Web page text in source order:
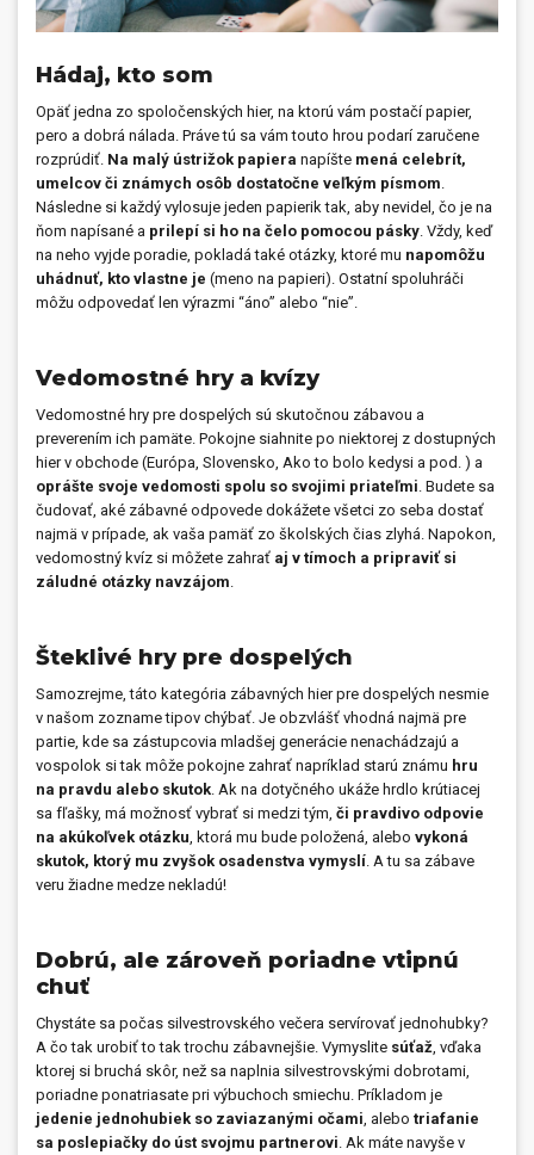
Hádaj, kto som
Opäť jedna zo spoločenských hier, na ktorú vám postačí papier,
pero a dobrá nálada. Práve tú sa vám touto hrou podarí zaručene
rozprúdiť. Na malý ústrižok papiera napíšte mená celebrít,
umelcov či známych osôb dostatočne veľkým písmom
Následne si každý vylosuje jeden papierik tak, aby nevidel, čo je na
ňom napísané a prilepí si ho na čelo pomocou pásky . Vždy, keď
na neho vyjde poradie, pokladá také otázky, ktoré mu napomôžu
uhádnuť, kto vlastne je (meno na papieri). Ostatní spoluhráči
môžu odpovedať len výrazmi “áno” alebo “nie”.
Vedomostné hry a kvízy
Vedomostné hry pre dospelých sú skutočnou zábavou a
preverením ich pamäte. Pokojne siahnite po niektorej z dostupných
hier v obchode (Európa, Slovensko, Ako to bolo kedysi a pod. ) a
oprášte svoje vedomosti spolu so svojimi priateľmi . Budete sa
čudovať, aké zábavné odpovede dokážete všetci zo seba dostať
najmä v prípade, ak vaša pamäť zo školských čias zlyhá. Napokon,
vedomostný kvíz si môžete zahrať aj v tímoch a pripraviť si
záludné otázky navzájom
Šteklivé hry pre dospelých
Samozrejme, táto kategória zábavných hier pre dospelých nesmie
v našom zozname tipov chýbať. Je obzvlášť vhodná najmä pre
partie, kde sa zástupcovia mladšej generácie nenachádzajú a
vospolok si tak môže pokojne zahrať napríklad starú známu hru
na pravdu alebo skutok . Ak na dotyčného ukáže hrdlo krútiacej
sa fľašky, má možnosť vybrať si medzi tým, či pravdivo odpovie
na akúkoľvek otázku , ktorá mu bude položená, alebo vykoná
skutok, ktorý mu zvyšok osadenstva vymyslí . A tu sa zábave
veru žiadne medze nekladú!
Dobrú, ale zároveň poriadne vtipnú
chuť
Chystáte sa počas silvestrovského večera servírovať jednohubky?
A čo tak urobiť to tak trochu zábavnejšie. Vymyslite súťaž , vďaka
ktorej si bruchá skôr, než sa naplnia silvestrovskými dobrotami,
poriadne ponatriasate pri výbuchoch smiechu. Príkladom je
jedenie jednohubiek so zaviazanými očami , alebo triafanie
sa poslepiačky do úst svojmu partnerovi . Ak máte navyše v